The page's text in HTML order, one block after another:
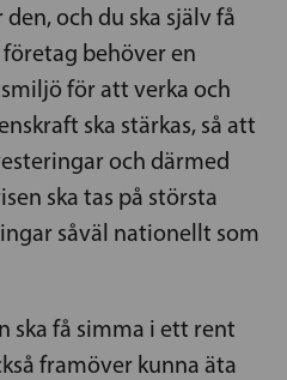
och du ska själv få
behöver en
för att verka och
ska stärkas, så att
och därmed
ska tas på största
såväl nationellt som
ska få simma i ett rent
framöver kunna äta